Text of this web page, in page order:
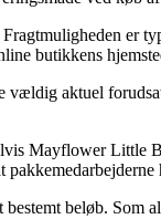
er
butikkens
aktuel
Mayflower
pakkemedarbejderne
beløb.